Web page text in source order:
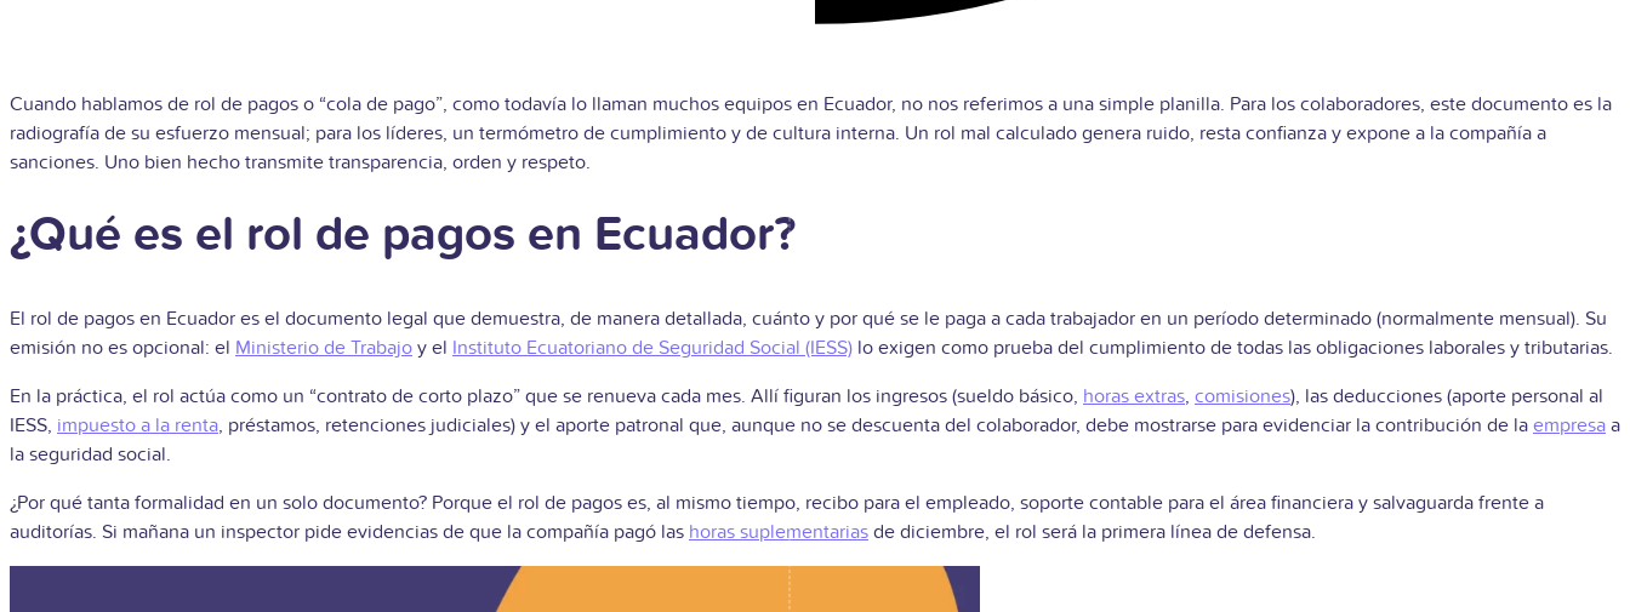
Cuando hablamos de rol de pagos o “cola de pago”, como todavía lo llaman muchos equipos en Ecuador, no nos referimos a una simple planilla. Para los colaboradores, este documento es la
radiografía de su esfuerzo mensual; para los líderes, un termómetro de cumplimiento y de cultura interna. Un rol mal calculado genera ruido, resta confianza y expone a la compañía a
sanciones. Uno bien hecho transmite transparencia, orden y respeto.
¿Qué es el rol de pagos en Ecuador?
El rol de pagos en Ecuador es el documento legal que demuestra, de manera detallada, cuánto y por qué se le paga a cada trabajador en un período determinado (normalmente mensual). Su
emisión no es opcional: el Ministerio de Trabajo y el Instituto Ecuatoriano de Seguridad Social (IESS) lo exigen como prueba del cumplimiento de todas las obligaciones laborales y tributarias.
En la práctica, el rol actúa como un “contrato de corto plazo” que se renueva cada mes. Allí figuran los ingresos (sueldo básico, horas extras, comisiones), las deducciones (aporte personal al
IESS, impuesto a la renta, préstamos, retenciones judiciales) y el aporte patronal que, aunque no se descuenta del colaborador, debe mostrarse para evidenciar la contribución de la empresa a
la seguridad social.
¿Por qué tanta formalidad en un solo documento? Porque el rol de pagos es, al mismo tiempo, recibo para el empleado, soporte contable para el área financiera y salvaguarda frente a
auditorías. Si mañana un inspector pide evidencias de que la compañía pagó las horas suplementarias de diciembre, el rol será la primera línea de defensa.